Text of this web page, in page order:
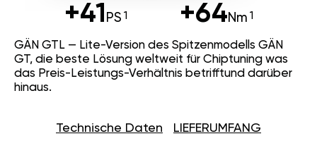
+41 PS +64Nm
GÄN GTL — Lite-Version des Spitzenmodells GÄN
GT, die beste Lösung weltweit für Chiptuning was
das Preis-Leistungs-Verhältnis betrifftund darüber
hinaus.
Technische Daten LIEFERUMFANG